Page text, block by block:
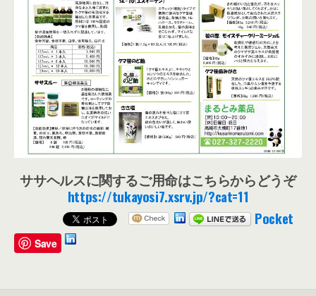
ササヘルスに関するご用命はこちらからどうぞ
https://tukayosi7.xsrv.jp/?cat=11
Pocket
Save